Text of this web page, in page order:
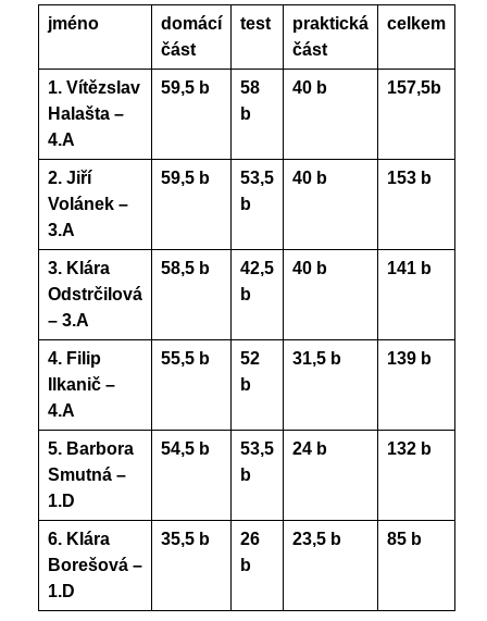
jméno
domácí
část
test
praktická
část
celkem
1. Vítězslav
Halašta –
4.A
59,5 b
58
b
40 b 157,5b
2. Jiří
Volánek –
3.A
59,5 b
53,5
b
40 b 153 b
3. Klára
Odstrčilová
– 3.A
58,5 b
42,5
b
40 b 141 b
4. Filip
Ilkanič –
4.A
55,5 b
52
b
31,5 b 139 b
5. Barbora
Smutná –
1.D
54,5 b
53,5
b
24 b 132 b
6. Klára
Borešová –
1.D
35,5 b
26
b
23,5 b 85 b